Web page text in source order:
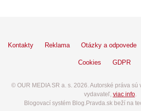
Kontakty Reklama Otázky a odpovede
Cookies GDPR
© OUR MEDIA SR a. s. 2026. Autorské práva
vydavateľ, viac info.
Blogovací systém Blog.Pravda.sk beží na